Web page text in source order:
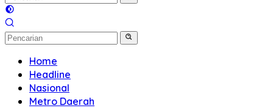
Home
Headline
Nasional
Metro Daerah